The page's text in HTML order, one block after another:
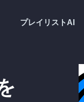
プレイリストAI